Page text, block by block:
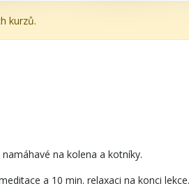
kurzů.
na kolena a kotníky.
a 10 min. relaxaci na konci lekce.